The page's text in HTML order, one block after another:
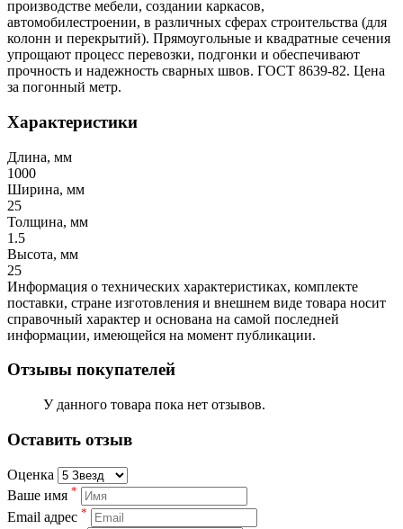
производстве мебели, создании каркасов,
автомобилестроении, в различных сферах строительства (для
колонн и перекрытий). Прямоугольные и квадратные сечения
упрощают процесс перевозки, подгонки и обеспечивают
прочность и надежность сварных швов. ГОСТ 8639-82. Цена
за погонный метр.
Характеристики
Длина, мм
1000
Ширина, мм
25
Толщина, мм
1.5
Высота, мм
25
Информация о технических характеристиках, комплекте
поставки, стране изготовления и внешнем виде товара носит
справочный характер и основана на самой последней
информации, имеющейся на момент публикации.
Отзывы покупателей
У данного товара пока нет отзывов.
Оставить отзыв
Оценка
Ваше имя *
Email адрес *